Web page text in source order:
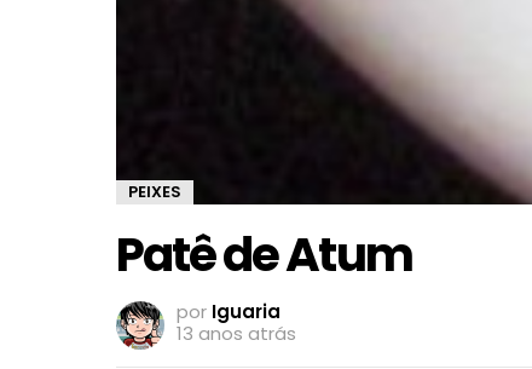
PEIXES
Patê de Atum
por Iguaria
13 anos atrás